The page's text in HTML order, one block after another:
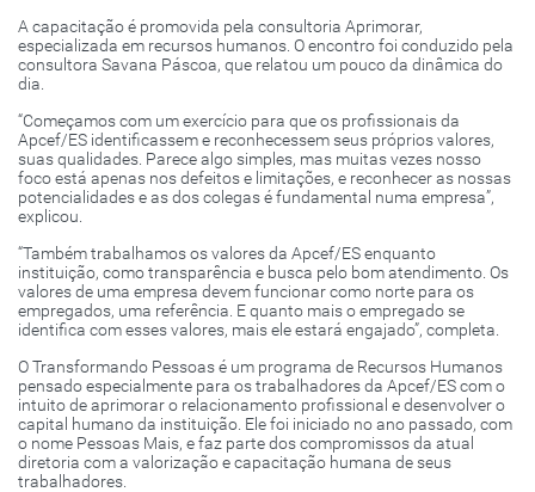
A capacitação é promovida pela consultoria Aprimorar,
especializada em recursos humanos. O encontro foi conduzido pela
consultora Savana Páscoa, que relatou um pouco da dinâmica do
dia.
“Começamos com um exercício para que os profissionais da
Apcef/ES identificassem e reconhecessem seus próprios valores,
suas qualidades. Parece algo simples, mas muitas vezes nosso
foco está apenas nos defeitos e limitações, e reconhecer as nossas
potencialidades e as dos colegas é fundamental numa empresa”,
explicou.
“Também trabalhamos os valores da Apcef/ES enquanto
instituição, como transparência e busca pelo bom atendimento. Os
valores de uma empresa devem funcionar como norte para os
empregados, uma referência. E quanto mais o empregado se
identifica com esses valores, mais ele estará engajado”, completa.
O Transformando Pessoas é um programa de Recursos Humanos
pensado especialmente para os trabalhadores da Apcef/ES com o
intuito de aprimorar o relacionamento profissional e desenvolver o
capital humano da instituição. Ele foi iniciado no ano passado, com
o nome Pessoas Mais, e faz parte dos compromissos da atual
diretoria com a valorização e capacitação humana de seus
trabalhadores.